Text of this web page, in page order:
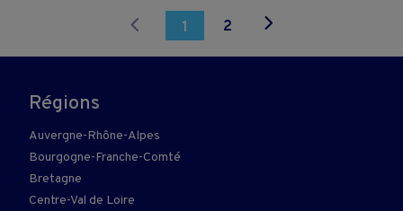
1 2
Régions
Auvergne-Rhône-Alpes
Bourgogne-Franche-Comté
Bretagne
Centre-Val de Loire